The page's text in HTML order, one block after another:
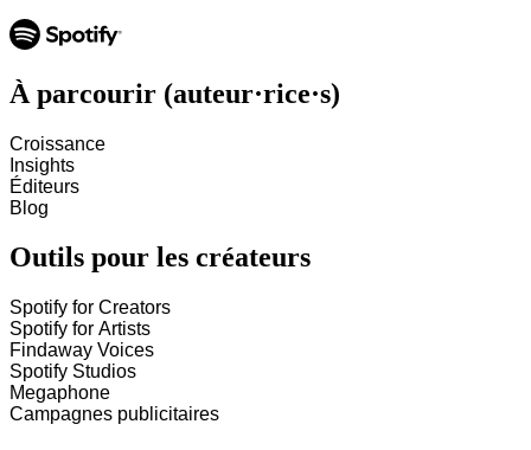
À parcourir (auteur·rice·s)
Croissance
Insights
Éditeurs
Blog
Outils pour les créateurs
Spotify for Creators
Spotify for Artists
Findaway Voices
Spotify Studios
Megaphone
Campagnes publicitaires